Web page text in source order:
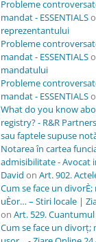
Probleme
mandat - ESSENTIALS
reprezentantului
Probleme
mandat - ESSENTIALS
mandatului
Probleme
mandat - ESSENTIALS
What do you know
registry? - R&R
sau faptele supuse
Notarea în cartea
admisibilitate - Avocat
David on Art. 902.
Cum se face un
uÈor… – Stiri locale |
on Art. 529.
Cum se face un divorț;